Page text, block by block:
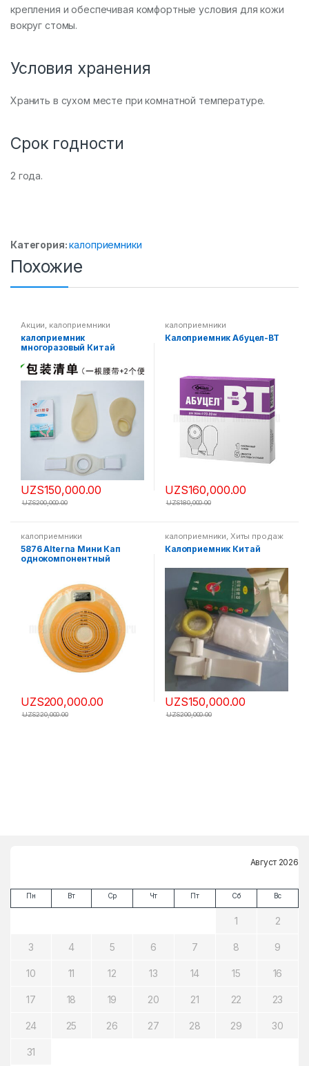
крепления и обеспечивая комфортные условия для кожи
вокруг стомы.
Условия хранения
Хранить в сухом месте при комнатной температуре.
Срок годности
2 года.
Категория:калоприемники
Похожие
Акции калоприемники
калоприемник
многоразовый Китай
UZS150,000.00
UZS200,000.00
калоприемники
Калоприемник Абуцел-ВТ
UZS160,000.00
UZS180,000.00
калоприемники
5876 Alterna Мини Кап
однокомпонентный
UZS200,000.00
UZS220,000.00
калоприемники, Хиты продаж
Калоприемник Китай
UZS150,000.00
UZS200,000.00
Август 2026
Пн Вт Ср Чт Пт Сб Вс
1 2
3 4 5 6 7 8 9
10 11 12 13 14 15 16
17 18 19 20 21 22 23
24 25 26 27 28 29 30
31